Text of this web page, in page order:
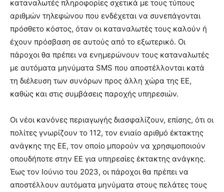
καταναλωτές πληροφορίες σχετικά με τους τύπους
αριθμών τηλεφώνου που ενδέχεται να συνεπάγονται
πρόσθετο κόστος, όταν οι καταναλωτές τους καλούν ή
έχουν πρόσβαση σε αυτούς από το εξωτερικό. Οι
πάροχοι θα πρέπει να ενημερώνουν τους καταναλωτές
με αυτόματα μηνύματα SMS που αποστέλλονται κατά
τη διέλευση των συνόρων προς άλλη χώρα της ΕΕ,
καθώς και στις συμβάσεις παροχής υπηρεσιών.
Οι νέοι κανόνες περιαγωγής διασφαλίζουν, επίσης, ότι οι
πολίτες γνωρίζουν το 112, τον ενιαίο αριθμό έκτακτης
ανάγκης της ΕΕ, τον οποίο μπορούν να χρησιμοποιούν
οπουδήποτε στην ΕΕ για υπηρεσίες έκτακτης ανάγκης.
Έως τον Ιούνιο του 2023, οι πάροχοι θα πρέπει να
αποστέλλουν αυτόματα μηνύματα στους πελάτες τους